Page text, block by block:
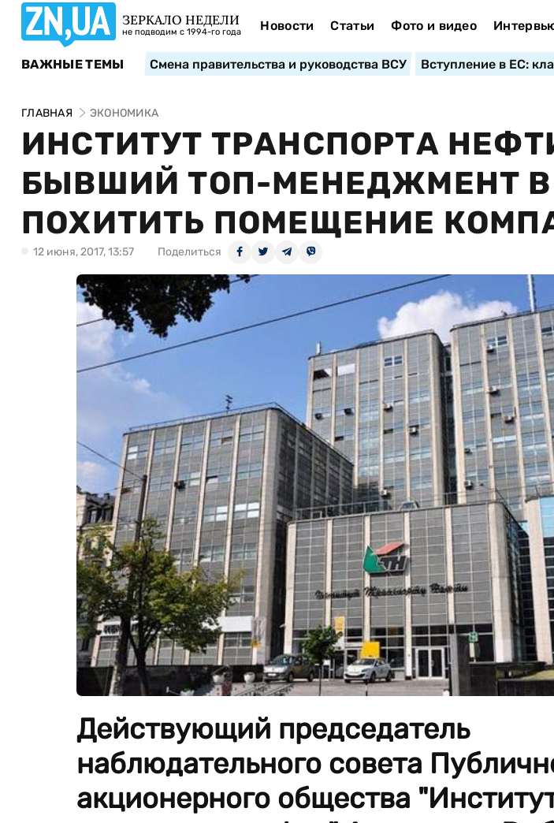
ЗЕРКАЛО НЕДЕЛИ
не подводим с 1994-го года Новости Статьи Фото и видео
ВАЖНЫЕ ТЕМЫ Смена правительства и руководства ВСУ Вступление в ЕС:
ГЛАВНАЯ ЭКОНОМИКА
ИНСТИТУТ ТРАНСПОРТА
БЫВШИЙ ТОП-МЕНЕДЖМЕНТ
ПОХИТИТЬ ПОМЕЩЕНИЕ
12 июня, 2017, 13:57 Поделиться
Действующий председатель
наблюдательного совета
акционерного общества